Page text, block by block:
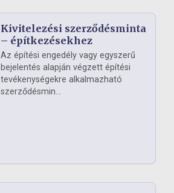
Kivitelezési szerződésminta
– építkezésekhez
Az építési engedély vagy egyszerű
bejelentés alapján végzett építési
tevékenységekre alkalmazható
szerződésmin...